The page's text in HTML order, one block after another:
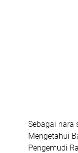
Sebagai nara
Mengetahui
Pengemudi